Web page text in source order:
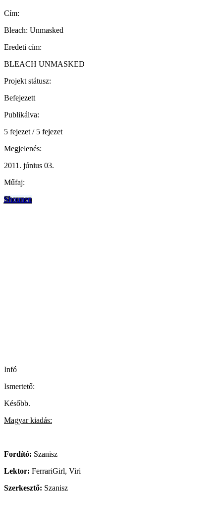
Cím:
Bleach: Unmasked
Eredeti cím:
BLEACH UNMASKED
Projekt státusz:
Befejezett
Publikálva:
5 fejezet / 5 fejezet
Megjelenés:
2011. június 03.
Műfaj:
Shounen
Infó
Ismertető:
Később.
Magyar kiadás:
Fordító: Szanisz
Lektor: FerrariGirl, Viri
Szerkesztő: Szanisz